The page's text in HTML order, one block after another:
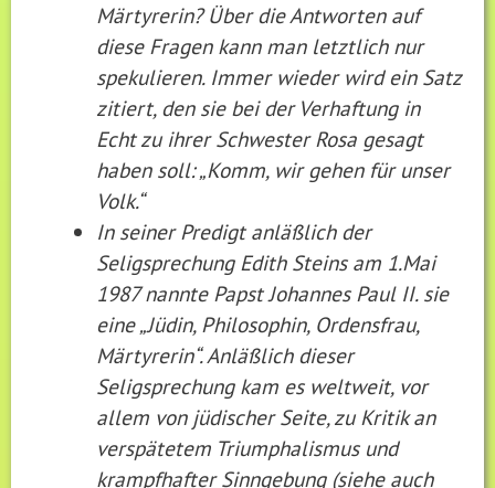
Märtyrerin? Über die Antworten auf
diese Fragen kann man letztlich nur
spekulieren. Immer wieder wird ein Satz
zitiert, den sie bei der Verhaftung in
Echt zu ihrer Schwester Rosa gesagt
haben soll: „Komm, wir gehen für unser
Volk.“
In seiner Predigt anläßlich der
Seligsprechung Edith Steins am 1.Mai
1987 nannte Papst Johannes Paul II. sie
eine „Jüdin, Philosophin, Ordensfrau,
Märtyrerin“. Anläßlich dieser
Seligsprechung kam es weltweit, vor
allem von jüdischer Seite, zu Kritik an
verspätetem Triumphalismus und
krampfhafter Sinngebung (siehe auch